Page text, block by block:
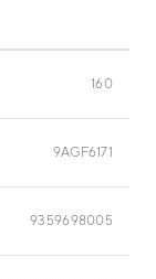
160
9AGF6171
9359698005